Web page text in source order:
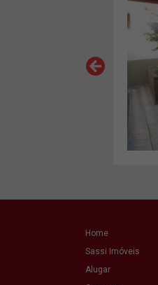
Home
Sassi Imóveis
Alugar